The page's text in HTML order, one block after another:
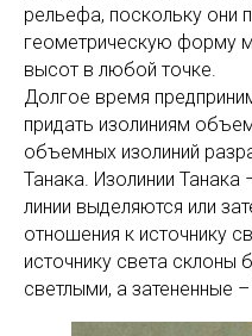
рельефа, поскольку они
геометрическую форму
высот в любой точке.
Долгое время
придать изолиниям
объемных изолиний
Танака. Изолинии
линии выделяются или
отношения к источнику
источнику света склоны
светлыми, а затененные